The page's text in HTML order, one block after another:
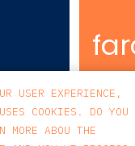
USER EXPERIENCE,
COOKIES. DO YOU
MORE ABOU THE